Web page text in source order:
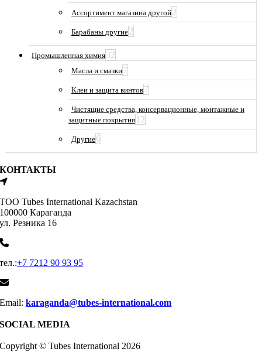
Ассортимент магазина другой2
Барабаны другие2
Промышленная химия32
Масла и смазки7
Клеи и защита винтов7
Чистящие средства, консервационные, монтажные и
защитные покрытия 12
Другие6
КОНТАКТЫ
ТОО Tubes International Kazachstan
100000 Караганда
ул. Резника 16
тел.:+7 7212 90 93 95
Email:karaganda@tubes-international.com
SOCIAL MEDIA
Copyright © Tubes International 2026